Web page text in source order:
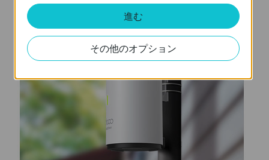
進む
その他のオプション